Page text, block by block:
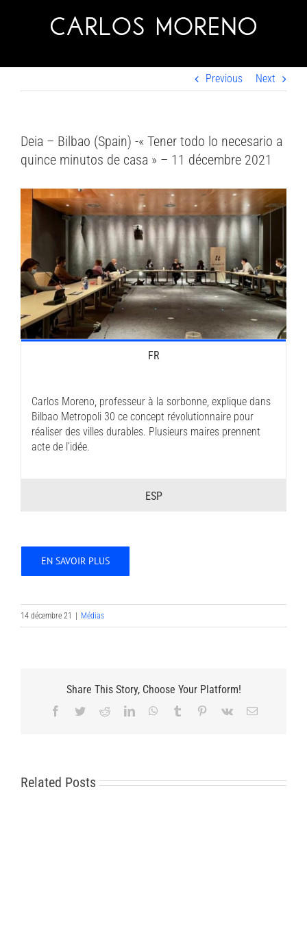
Previous Next
Deia – Bilbao (Spain) -« Tener todo lo necesario a
quince minutos de casa » – 11 décembre 2021
FR
Carlos Moreno, professeur à la sorbonne, explique dans
Bilbao Metropoli 30 ce concept révolutionnaire pour
réaliser des villes durables. Plusieurs maires prennent
acte de l’idée.
ESP
EN SAVOIR PLUS
14 décembre 21 | Médias
Share This Story, Choose Your Platform!
Facebook
TwitterRedditLinkedInWhatsApp
Tumblr Pinterest
Vk Email
Related Posts